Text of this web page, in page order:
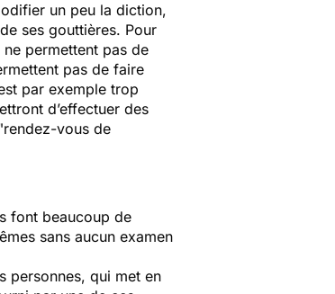
un peu la diction,
ses gouttières. Pour
permettent pas de
pas de faire
par exemple trop
d’effectuer des
vous de
font beaucoup de
sans aucun examen
personnes, qui met en